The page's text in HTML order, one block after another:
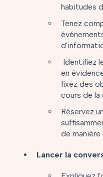
habitudes
Tenez
Identifiez
en
fixez des
cours de la
Réservez
de
Lancer la